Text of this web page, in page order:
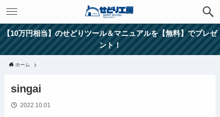
【10万円相当】のせどりツール＆マニュアルを【無料】でプレゼ
ント！
ホーム
singai
2022.10.01